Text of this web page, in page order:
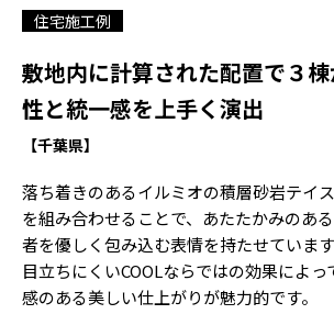
住宅施工例
敷地内に計算された配置で３
性と統一感を上手く演出
【千葉県】
落ち着きのあるイルミオの積層砂岩テイ
を組み合わせることで、あたたかみのあ
者を優しく包み込む表情を持たせていま
目立ちにくいCOOLならではの効果によっ
感のある美しい仕上がりが魅力的です。